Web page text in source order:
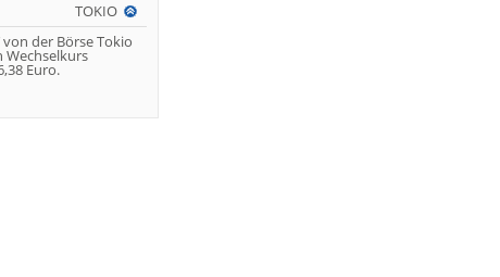
TOKIO
von der Börse Tokio
Euro.